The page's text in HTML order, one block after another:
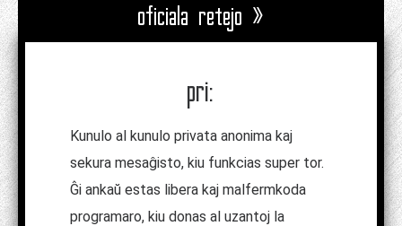
oficiala retejo »
pri:
Kunulo al kunulo privata anonima kaj
sekura mesaĝisto, kiu funkcias super tor.
Ĝi ankaŭ estas libera kaj malfermkoda
programaro, kiu donas al uzantoj la